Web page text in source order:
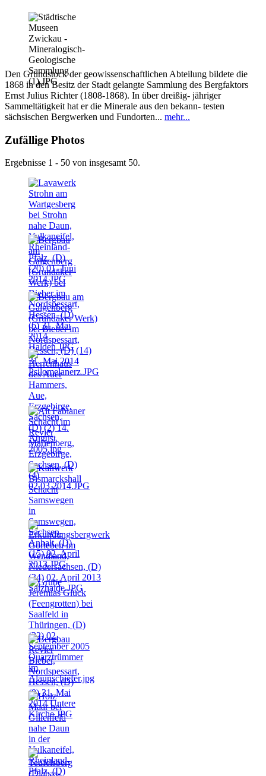
Den Grundstock der geowissenschaftlichen Abteilung bildete die
1868 in den Besitz der Stadt gelangte Sammlung des Bergfaktors
Ernst Julius Richter (1808-1868). In über dreißig- jähriger
Sammeltätigkeit hat er die Minerale aus den bekann- testen
sächsischen Bergwerken und Fundorten... mehr...
Zufällige Photos
Ergebnisse 1 - 50 von insgesamt 50.